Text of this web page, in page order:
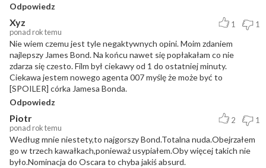
Odpowiedz
Xyz
ponad rok temu
1 1
Nie wiem czemu jest tyle negaktywnych opini. Moim zdaniem
najlepszy James Bond. Na końcu nawet się popłakałam co nie
zdarza się czesto. Film był ciekawy od 1 do ostatniej minuty.
Ciekawa jestem nowego agenta 007 myślę że może być to
[SPOILER] córka Jamesa Bonda.
Odpowiedz
Piotr
ponad rok temu
2 1
Według mnie niestety,to najgorszy Bond.Totalna nuda.Obejrzałem
go w trzech kawałkach,ponieważ usypiałem.Oby więcej takich nie
było.Nominacja do Oscara to chyba jakiś absurd.